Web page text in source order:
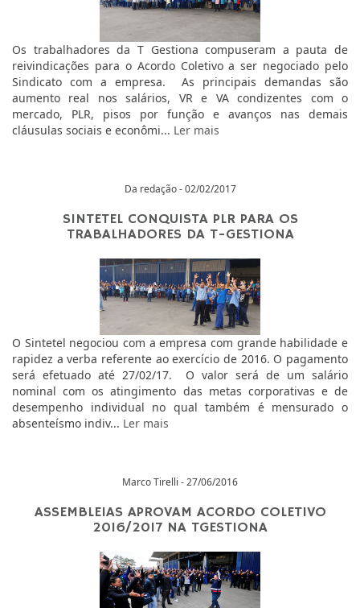
Os trabalhadores da T Gestiona compuseram a pauta de
reivindicações para o Acordo Coletivo a ser negociado pelo
Sindicato com a empresa. As principais demandas são
aumento real nos salários, VR e VA condizentes com o
mercado, PLR, pisos por função e avanços nas demais
cláusulas sociais e econômi... Ler mais
Da redação - 02/02/2017
SINTETEL CONQUISTA PLR PARA OS
TRABALHADORES DA T-GESTIONA
O Sintetel negociou com a empresa com grande habilidade e
rapidez a verba referente ao exercício de 2016. O pagamento
será efetuado até 27/02/17. O valor será de um salário
nominal com os atingimento das metas corporativas e de
desempenho individual no qual também é mensurado o
absenteísmo indiv... Ler mais
Marco Tirelli - 27/06/2016
ASSEMBLEIAS APROVAM ACORDO COLETIVO
2016/2017 NA TGESTIONA